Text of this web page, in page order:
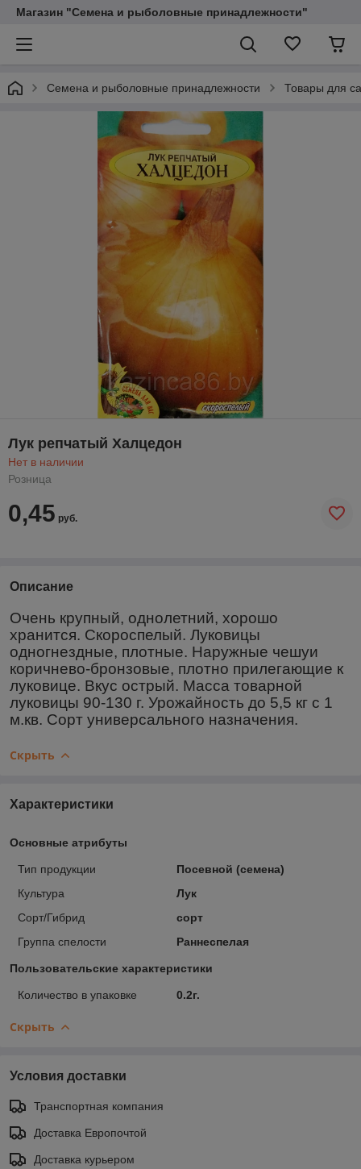
Магазин "Семена и рыболовные принадлежности"
Семена и рыболовные принадлежности Товары для
Лук репчатый Халцедон
Нет в наличии
Розница
0,45 руб.
Описание
Очень крупный, однолетний, хорошо
хранится. Скороспелый. Луковицы
одногнездные, плотные. Наружные чешуи
коричнево-бронзовые, плотно прилегающие к
луковице. Вкус острый. Масса товарной
луковицы 90-130 г. Урожайность до 5,5 кг с 1
м.кв. Сорт универсального назначения.
Скрыть
Характеристики
Основные атрибуты
Тип продукции
Посевной (семена)
Культура
Лук
Сорт/Гибрид
сорт
Группа спелости
Раннеспелая
Пользовательские характеристики
Количество в упаковке 0.2г.
Скрыть
Условия доставки
Транспортная компания
Доставка Европочтой
Доставка курьером